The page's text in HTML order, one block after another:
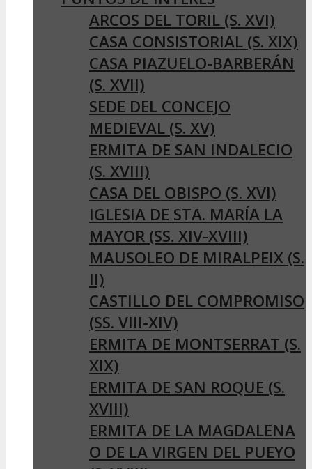
ARCOS DEL TORIL (S. XVI)
CASA CONSISTORIAL (S. XIX)
CASA PIAZUELO-BARBERÁN
(S. XVII)
SEDE DEL CONCEJO
MEDIEVAL (S. XV)
ERMITA DE SAN INDALECIO
(S. XVIII)
CASA DEL OBISPO (S. XVI)
IGLESIA DE STA. MARÍA LA
MAYOR (SS. XIV-XVIII)
MAUSOLEO DE MIRALPEIX (S.
II)
CASTILLO DEL COMPROMISO
(SS. VIII-XIV)
ERMITA DE MONTSERRAT (S.
XIX)
ERMITA DE SAN ROQUE (S.
XVIII)
ERMITA DE LA MAGDALENA
O DE LA VIRGEN DEL PUEYO